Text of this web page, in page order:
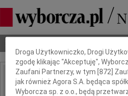
IMIĘ I NAZWISKO:
Dbamy o Twoją prywatność
Droga Użytkowniczko, Drogi
zgodę klikając "Akceptuję",
Zaufani Partnerzy, w tym [872]
jak również Agora S.A. będąca
Wyborcza sp. z o.o., będą